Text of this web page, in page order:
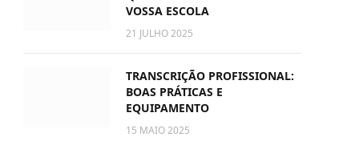
VOSSA ESCOLA
21 JULHO 2025
TRANSCRIÇÃO PROFISSIONAL:
BOAS PRÁTICAS E
EQUIPAMENTO
15 MAIO 2025